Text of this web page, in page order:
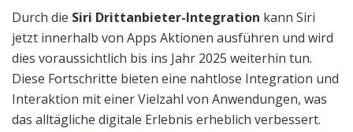
Durch die Siri Drittanbieter-Integration kann Siri
jetzt innerhalb von Apps Aktionen ausführen und wird
dies voraussichtlich bis ins Jahr 2025 weiterhin tun.
Diese Fortschritte bieten eine nahtlose Integration und
Interaktion mit einer Vielzahl von Anwendungen, was
das alltägliche digitale Erlebnis erheblich verbessert.